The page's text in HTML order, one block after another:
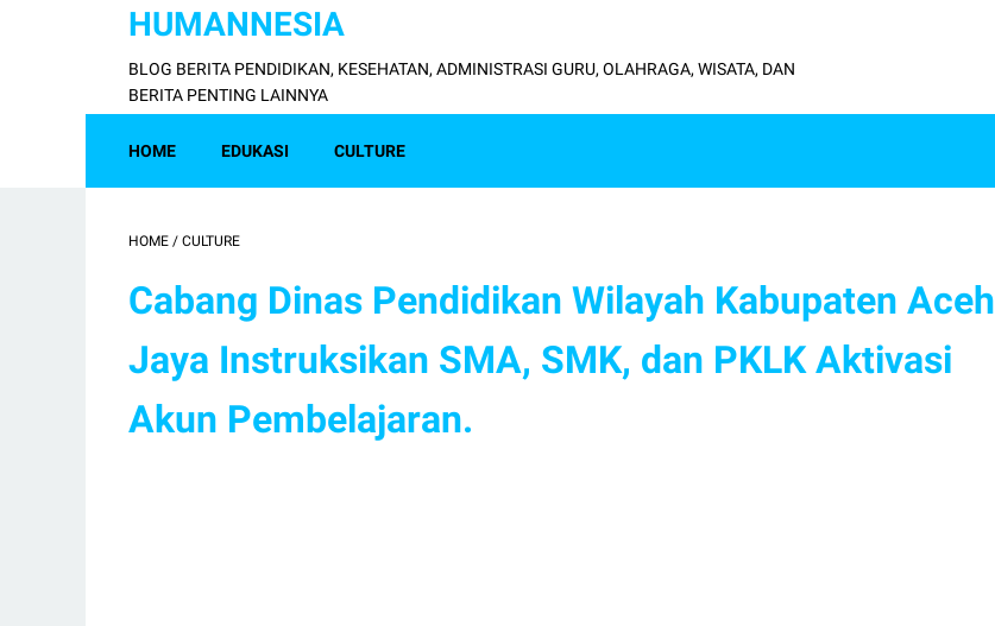
HUMANNESIA
BLOG BERITA PENDIDIKAN, KESEHATAN, ADMINISTRASI GURU, OLAHRAGA, WISATA, DAN
BERITA PENTING LAINNYA
HOME EDUKASI CULTURE
HOME / CULTURE
Cabang Dinas Pendidikan Wilayah Kabupaten Aceh
Jaya Instruksikan SMA, SMK, dan PKLK Aktivasi
Akun Pembelajaran.